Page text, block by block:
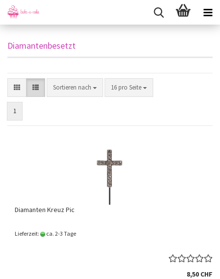
Diamantenbesetzt
Sortieren nach
Sortieren nach 16 pro Seite
pro Seite
1
Diamanten Kreuz Pic
Lieferzeit: ca. 2-3 Tage
8,50 CHF